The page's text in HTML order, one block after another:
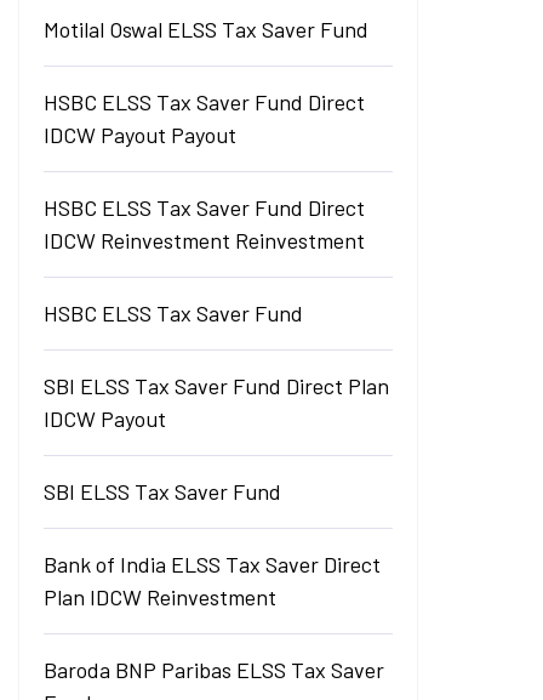
Motilal Oswal ELSS Tax Saver Fund
HSBC ELSS Tax Saver Fund Direct
IDCW Payout Payout
HSBC ELSS Tax Saver Fund Direct
IDCW Reinvestment Reinvestment
HSBC ELSS Tax Saver Fund
SBI ELSS Tax Saver Fund Direct Plan
IDCW Payout
SBI ELSS Tax Saver Fund
Bank of India ELSS Tax Saver Direct
Plan IDCW Reinvestment
Baroda BNP Paribas ELSS Tax Saver